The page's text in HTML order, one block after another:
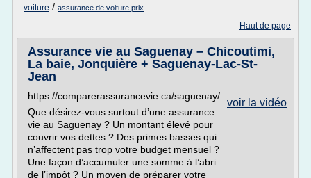
voiture / assurance de voiture prix
Haut de page
Assurance vie au Saguenay – Chicoutimi,
La baie, Jonquière + Saguenay-Lac-St-
Jean
voir la vidéo
https://comparerassurancevie.ca/saguenay/
Que désirez-vous surtout d’une assurance
vie au Saguenay ? Un montant élevé pour
couvrir vos dettes ? Des primes basses qui
n’affectent pas trop votre budget mensuel ?
Une façon d’accumuler une somme à l’abri
de l’impôt ? Un moyen de préparer votre